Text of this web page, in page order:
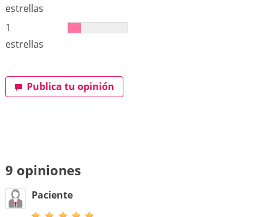
estrellas
1
estrellas
Publica tu opinión
9 opiniones
Paciente